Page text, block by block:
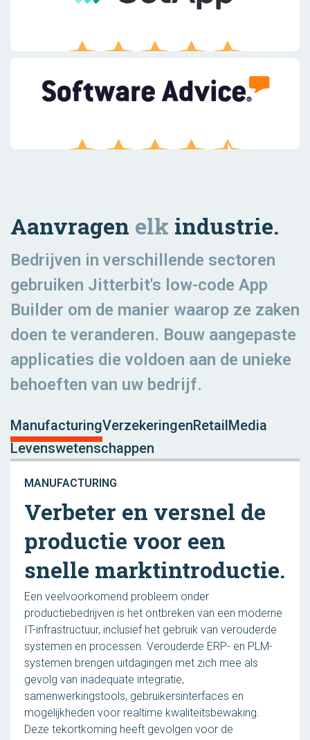
Aanvragen elk industrie.
Bedrijven in verschillende sectoren
gebruiken Jitterbit's low-code App
Builder om de manier waarop ze zaken
doen te veranderen. Bouw aangepaste
applicaties die voldoen aan de unieke
behoeften van uw bedrijf.
ManufacturingVerzekeringenRetailMedia
Levenswetenschappen
MANUFACTURING
Verbeter en versnel de
productie voor een
snelle marktintroductie.
Een veelvoorkomend probleem onder
productiebedrijven is het ontbreken van een moderne
IT-infrastructuur, inclusief het gebruik van verouderde
systemen en processen. Verouderde ERP- en PLM-
systemen brengen uitdagingen met zich mee als
gevolg van inadequate integratie,
samenwerkingstools, gebruikersinterfaces en
mogelijkheden voor realtime kwaliteitsbewaking.
Deze tekortkoming heeft gevolgen voor de